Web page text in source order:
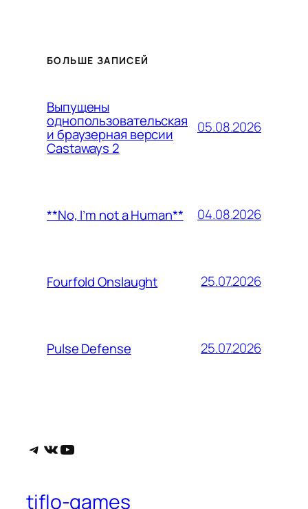
БОЛЬШЕ ЗАПИСЕЙ
Выпущены
однопользовательская
и браузерная версии
Castaways 2
05.08.2026
**No, I’m not a Human** 04.08.2026
Fourfold Onslaught 25.07.2026
Pulse Defense 25.07.2026
Telegram
ВКонтакте
YouTube
tiflo-games